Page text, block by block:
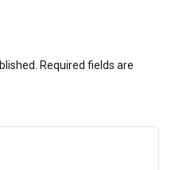
Required fields are